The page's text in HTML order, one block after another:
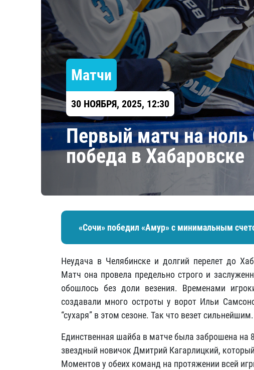
Локомотив
Северсталь
ЦСКА
Шанхайские Драконы
Матчи
30 НОЯБРЯ, 2025, 12:30
Первый матч на ноль
победа в Хабаровске
«Сочи» победил «Амур» с минимальным
Неудача в Челябинске и долгий перелет до
Матч она провела предельно строго и
обошлось без доли везения. Временами
создавали много остроты у ворот Ильи
“сухаря” в этом сезоне. Так что везет сильнейшим.
Единственная шайба в матче была заброшена на
звездный новичок Дмитрий Кагарлицкий,
Моментов у обеих команд на протяжении всей